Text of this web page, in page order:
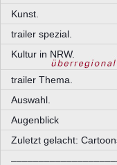
Kunst.
trailer spezial.
Kultur in NRW.
trailer Thema.
Auswahl.
Augenblick
Zuletzt gelacht: